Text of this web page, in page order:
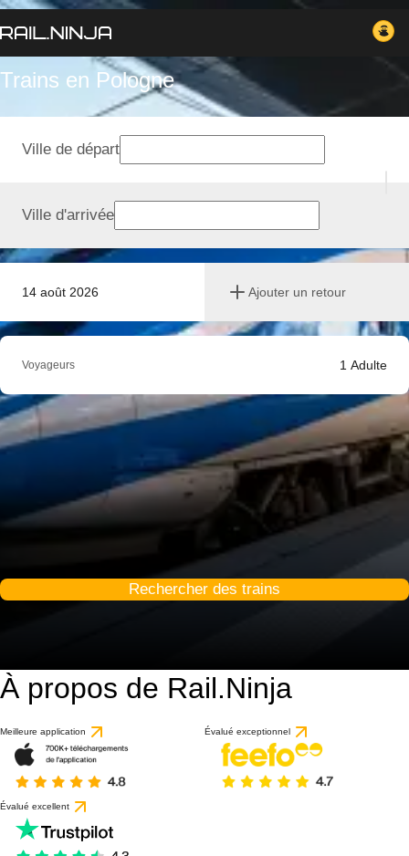
Trains en Pologne
14 août 2026 Ajouter un retour
Ville de départ
Ville d'arrivée
Voyageurs 1 Adulte
Rechercher des trains
À propos de Rail.Ninja
Meilleure application Évalué exceptionnel
Évalué excellent